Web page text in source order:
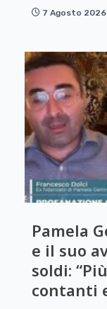
7 Agosto 2026
Pamela
e il suo
soldi:
contanti